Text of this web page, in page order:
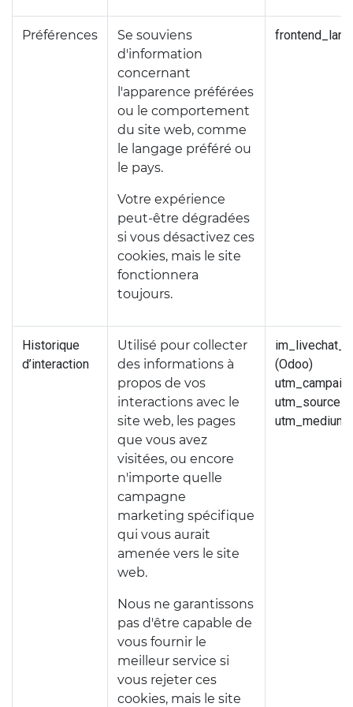
Préférences
Se souviens
d'information
concernant
l'apparence préférées
ou le comportement
du site web, comme
le langage préféré ou
le pays.
Votre expérience
peut-être dégradées
si vous désactivez ces
cookies, mais le site
fonctionnera
toujours.
Historique
d’interaction
Utilisé pour collecter
des informations à
propos de vos
interactions avec le
site web, les pages
que vous avez
visitées, ou encore
n'importe quelle
campagne
marketing spécifique
qui vous aurait
amenée vers le site
web.
Nous ne garantissons
pas d'être capable de
vous fournir le
meilleur service si
vous rejeter ces
cookies, mais le site
(Odoo)
utm_source
utm_medium